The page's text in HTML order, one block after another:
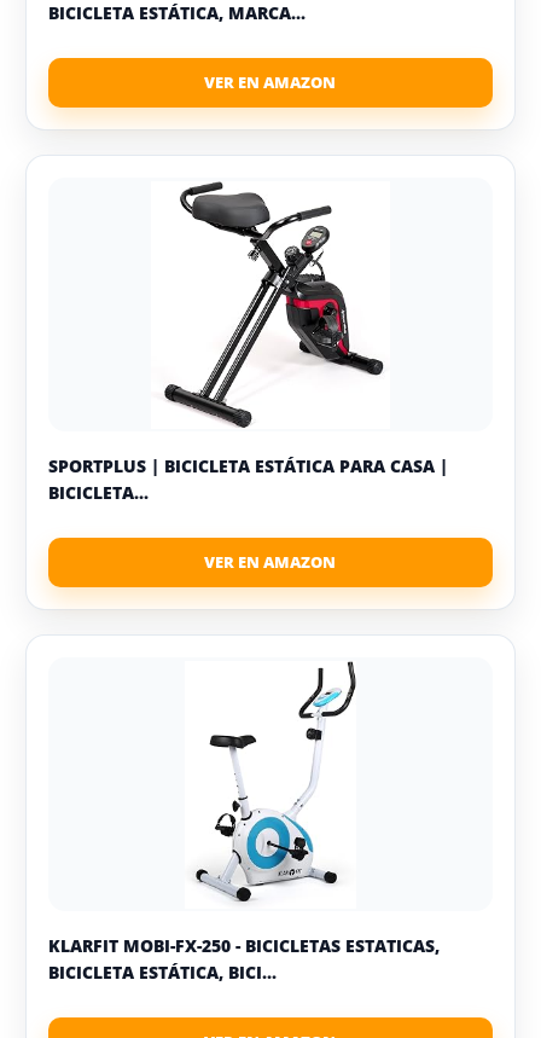
BICICLETA ESTÁTICA, MARCA...
SPORTPLUS | BICICLETA ESTÁTICA PARA CASA |
BICICLETA...
KLARFIT MOBI-FX-250 - BICICLETAS ESTATICAS,
BICICLETA ESTÁTICA, BICI...